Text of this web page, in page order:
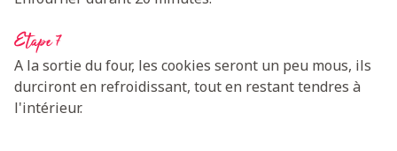
Etape 7
A la sortie du four, les cookies seront un peu mous, ils
durciront en refroidissant, tout en restant tendres à
l'intérieur.